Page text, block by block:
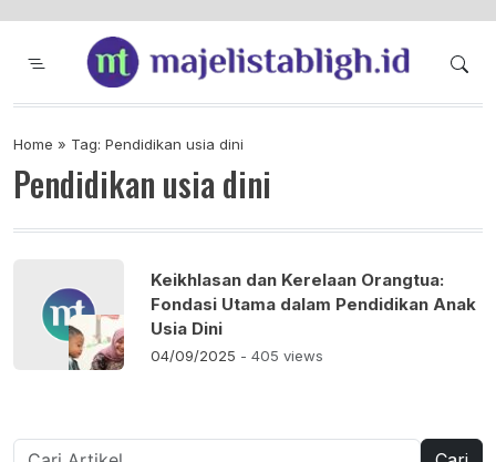
Majelis Tabligh Muhammadiyah
Syiar Dakwah Islam Berkemajuan dan
Home » Tag: Pendidikan usia dini
Pendidikan usia dini
Keikhlasan dan Kerelaan Orangtua:
Fondasi Utama dalam Pendidikan Anak
Usia Dini
04/09/2025 - 405 views
Cari